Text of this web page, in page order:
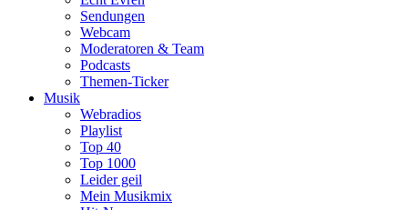
Sendungen
Webcam
Moderatoren & Team
Podcasts
Themen-Ticker
Musik
Webradios
Playlist
Top 40
Top 1000
Leider geil
Mein Musikmix